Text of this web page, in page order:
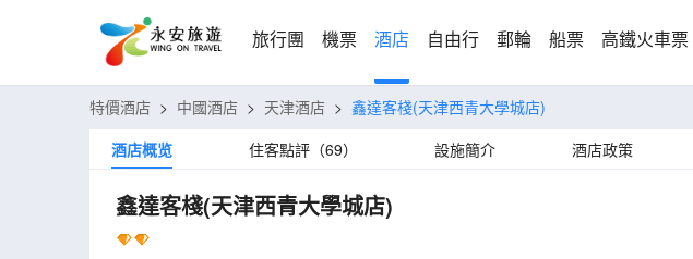
旅行團 機票 酒店 自由行 郵輪 船票 高鐵火車票
特價酒店 > 中國酒店 > 天津酒店 > 鑫達客棧(天津西青大學城店)
酒店概览
住客點評（69） 設施簡介 酒店政策
鑫達客棧(天津西青大學城店)